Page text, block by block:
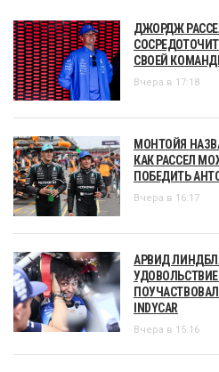
ДЖОРДЖ
СВОЕЙ
Вчера в 17:18
МОНТОЙЯ
КАК РАССЕЛ
ПОБЕДИТЬ
Вчера в 16:17
АРВИД
INDYCAR
Вчера в 15:16